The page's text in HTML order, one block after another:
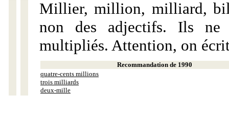
Millier, million, milliard,
non des adjectifs. Ils ne
multipliés. Attention, on
Recommandation de 1990
quatre-cents millions
trois milliards
deux-mille